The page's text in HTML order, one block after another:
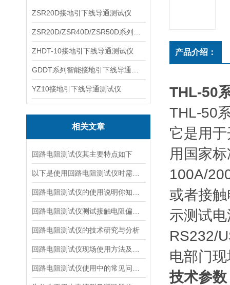
ZSR20D接地引下线导通测试仪
ZHDT-10接地引下线导通测试仪
YZ10接地引下线导通测试仪
相关文章
回路电阻测试仪其主要特点如下
回路电阻测试仪的技术研究与分析
产品介绍：
THL-50
THL-50
它是用
用国家
100A/
或者接
示测试
RS232/
电部门
技术参数